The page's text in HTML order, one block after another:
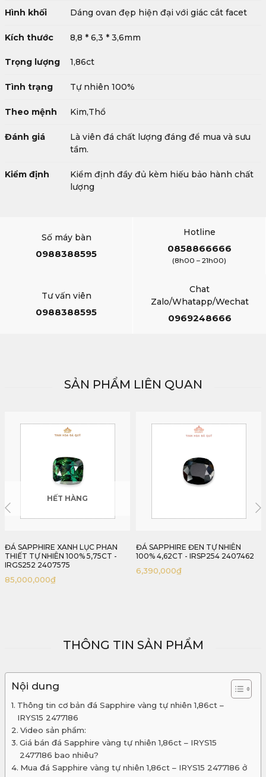
Hình khối Dáng ovan đẹp hiện đại với giác cắt facet
Kích thước 8,8 * 6,3 * 3,6mm
Trọng lượng 1,86ct
Tình trạng Tự nhiên 100%
Theo mệnh Kim,Thổ
Đánh giá
Là viên đá chất lượng đáng để mua và sưu
tầm.
Kiểm định
Kiểm định đầy đủ kèm hiếu bảo hành chất
lượng
Số máy bàn
0988388595
Hotline
0858866666
(8h00 – 21h00)
Tư vấn viên
0988388595
Chat
Zalo/Whatapp/Wechat
0969248666
SẢN PHẨM LIÊN QUAN
ĐÁ SAPPHIRE ĐEN TỰ NHIÊN
100% 4,62CT - IRSP254 2407462
6,390,000₫
ĐÁ SAPPHIRE ĐEN TỰ NHIÊN
100% 4,78CT - IRSP253 2407478
7,300,000₫
THÔNG TIN SẢN PHẨM
Nội dung
Thông tin cơ bản đá Sapphire vàng tự nhiên 1,86ct –
IRYS15 2477186
Video sản phẩm:
Giá bán đá Sapphire vàng tự nhiên 1,86ct – IRYS15
2477186 bao nhiêu?
Mua đá Sapphire vàng tự nhiên 1,86ct – IRYS15 2477186 ở